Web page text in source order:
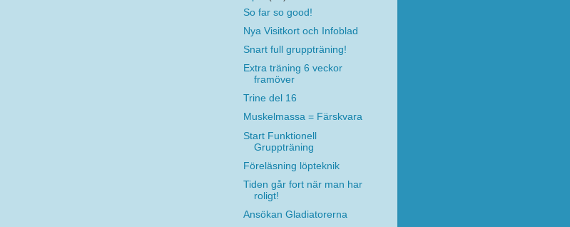
So far so good!
Nya Visitkort och Infoblad
Snart full gruppträning!
Extra träning 6 veckor
framöver
Trine del 16
Muskelmassa = Färskvara
Start Funktionell
Gruppträning
Föreläsning löpteknik
Tiden går fort när man har
roligt!
Ansökan Gladiatorerna